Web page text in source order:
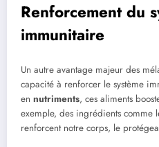
Renforcement du
immunitaire
Un autre avantage majeur des
capacité à renforcer le système
en nutriments, ces aliments
exemple, des ingrédients comme
renforcent notre corps, le